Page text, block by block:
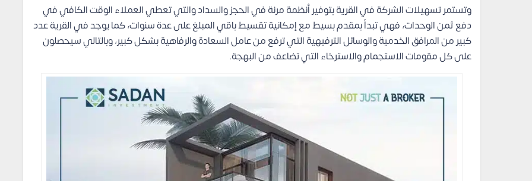
وتستمر تسهيلات الشركة في القرية بتوفير أنظمة مرنة في الحجز والسداد والتي تعطي العملاء الوقت الكافي في
دفع ثمن الوحدات، فهي تبدأ بمقدم بسيط مع إمكانية تقسيط باقي المبلغ على عدة سنوات، كما يوجد في القرية عدد
كبير من المرافق الخدمية والوسائل الترفيهية التي ترفع من عامل السعادة والرفاهية بشكل كبير، وبالتالي سيحصلون
على كل مقومات الاستجمام والاسترخاء التي تضاعف من البهجة.